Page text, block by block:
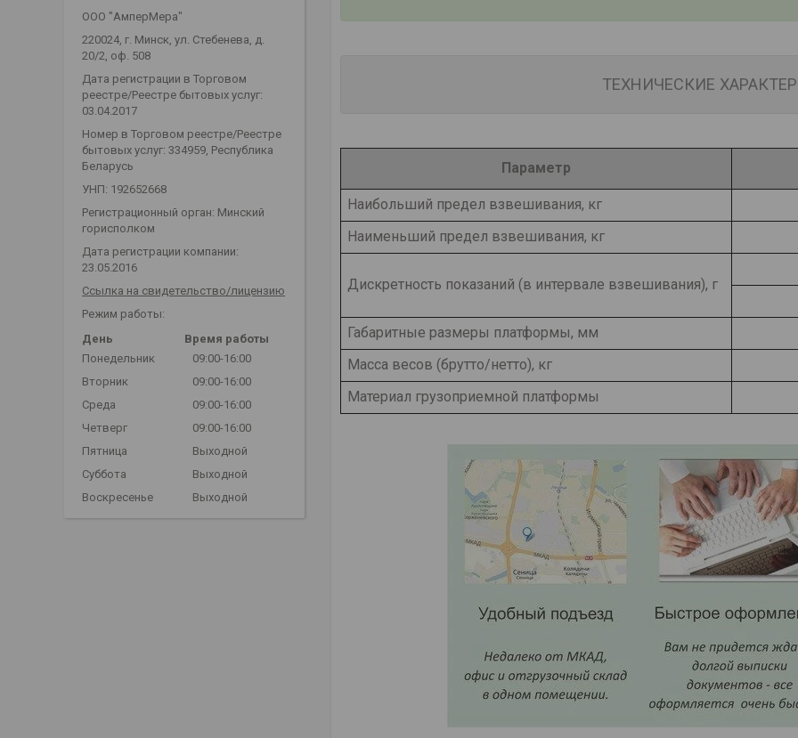
ТЕХНИЧЕСКИЕ
Параметр
Наибольший предел взвешивания, кг
Наименьший предел взвешивания, кг
Дискретность показаний (в интервале взвешивания), г
Габаритные размеры платформы, мм
Масса весов (брутто/нетто), кг
Материал грузоприемной платформы
ООО "АмперМера"
220024, г. Минск, ул. Стебенева, д.
20/2, оф. 508
Дата регистрации в Торговом
реестре/Реестре бытовых услуг:
03.04.2017
Номер в Торговом реестре/Реестре
бытовых услуг: 334959, Республика
Беларусь
УНП: 192652668
Регистрационный орган: Минский
горисполком
Дата регистрации компании:
23.05.2016
Ссылка на свидетельство/лицензию
Режим работы:
День
Время работы
Понедельник
09:00-16:00
Вторник
09:00-16:00
Среда
09:00-16:00
Четверг
09:00-16:00
Пятница
Выходной
Суббота
Выходной
Воскресенье
Выходной